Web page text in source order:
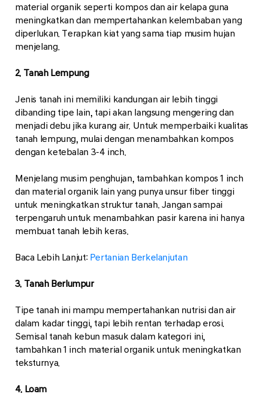
material organik seperti kompos dan air kelapa guna
meningkatkan dan mempertahankan kelembaban yang
diperlukan. Terapkan kiat yang sama tiap musim hujan
menjelang.
2. Tanah Lempung
Jenis tanah ini memiliki kandungan air lebih tinggi
dibanding tipe lain, tapi akan langsung mengering dan
menjadi debu jika kurang air. Untuk memperbaiki kualitas
tanah lempung, mulai dengan menambahkan kompos
dengan ketebalan 3-4 inch.
Menjelang musim penghujan, tambahkan kompos 1 inch
dan material organik lain yang punya unsur fiber tinggi
untuk meningkatkan struktur tanah. Jangan sampai
terpengaruh untuk menambahkan pasir karena ini hanya
membuat tanah lebih keras.
Baca Lebih Lanjut: Pertanian Berkelanjutan
3. Tanah Berlumpur
Tipe tanah ini mampu mempertahankan nutrisi dan air
dalam kadar tinggi, tapi lebih rentan terhadap erosi.
Semisal tanah kebun masuk dalam kategori ini,
tambahkan 1 inch material organik untuk meningkatkan
teksturnya.
4. Loam